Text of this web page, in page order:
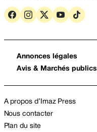
Annonces légales
Avis & Marchés publics
A propos d’Imaz Press
Nous contacter
Plan du site